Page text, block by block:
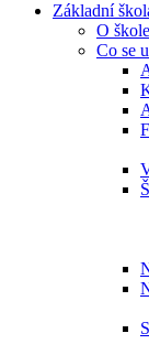
Základní
O škole
Co se